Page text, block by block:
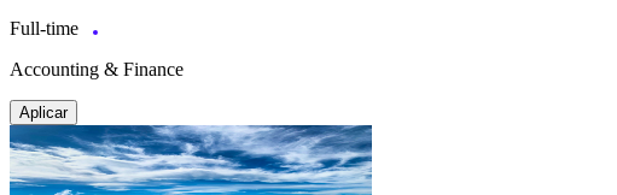
Full-time
Accounting & Finance
Aplicar